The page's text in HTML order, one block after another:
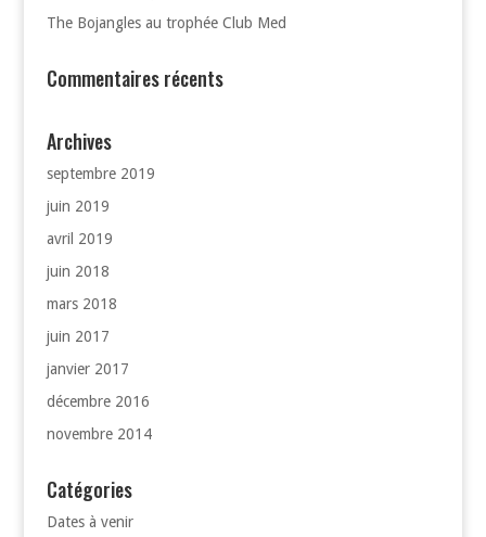
The Bojangles au trophée Club Med
Commentaires récents
Archives
septembre 2019
juin 2019
avril 2019
juin 2018
mars 2018
juin 2017
janvier 2017
décembre 2016
novembre 2014
Catégories
Dates à venir